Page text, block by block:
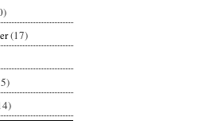
(17)